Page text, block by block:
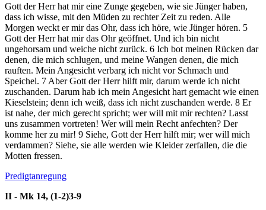
Gott derHerrhat mir eine Zunge gegeben, wie sie Jünger haben,
dass ich wisse, mit den Müden zu rechter Zeit zu reden. Alle
Morgen weckt er mir das Ohr, dass ich höre, wie Jünger hören. 5
Gott derHerrhat mir das Ohr geöffnet. Und ich bin nicht
ungehorsam und weiche nicht zurück. 6 Ich bot meinen Rücken dar
denen, die mich schlugen, und meine Wangen denen, die mich
rauften. Mein Angesicht verbarg ich nicht vor Schmach und
Speichel. 7 Aber Gott derHerrhilft mir, darum werde ich nicht
zuschanden. Darum hab ich mein Angesicht hart gemacht wie einen
Kieselstein; denn ich weiß, dass ich nicht zuschanden werde. 8 Er
ist nahe, der mich gerecht spricht; wer will mit mir rechten? Lasst
uns zusammen vortreten! Wer will mein Recht anfechten? Der
komme her zu mir! 9 Siehe, Gott derHerrhilft mir; wer will mich
verdammen? Siehe, sie alle werden wie Kleider zerfallen, die die
Motten fressen.
Predigtanregung
II - Mk 14, (1-2)3-9